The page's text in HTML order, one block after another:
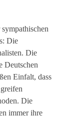
Die
Die
Deutschen
Einfalt, dass
Die
immer ihre